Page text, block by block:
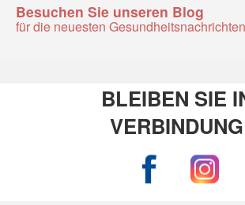
Besuchen Sie unseren Blog
für die neuesten
BLEIBEN SIE
VERBINDUNG